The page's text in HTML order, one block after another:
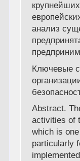
анализ
Ключевые
Abstract.
activities of
which is
particularly